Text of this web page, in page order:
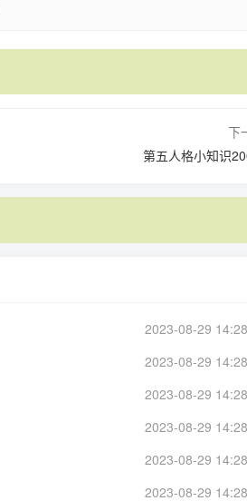
下
第五人格小知识
2023-08-29
2023-08-29
2023-08-29
2023-08-29
2023-08-29
2023-08-29